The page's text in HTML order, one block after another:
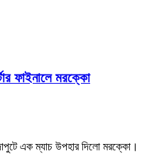
ফাইনালে মরক্কো
এক ম্যাচ উপহার দিলো মরক্কো।